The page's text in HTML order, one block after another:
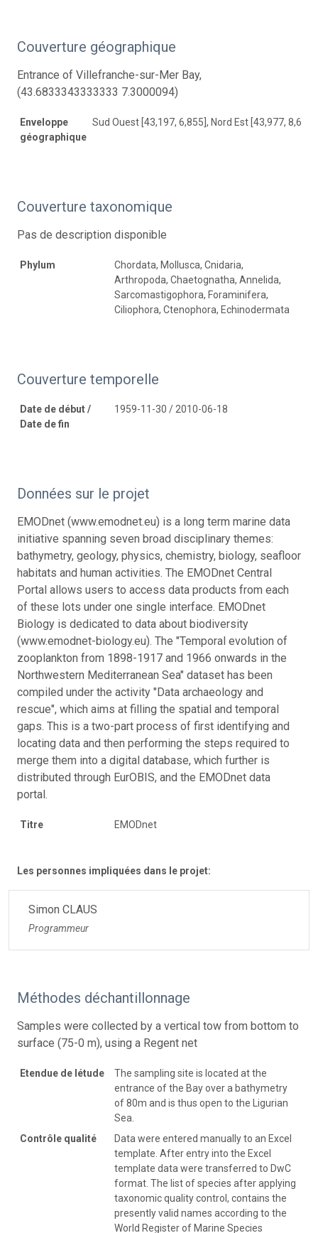
Couverture géographique
Entrance of Villefranche-sur-Mer Bay,
(43.6833343333333 7.3000094)
Enveloppe
géographique
Sud Ouest [43,197, 6,855], Nord Est [43,977, 8,679]
Couverture taxonomique
Pas de description disponible
Phylum
Chordata, Mollusca, Cnidaria,
Arthropoda, Chaetognatha, Annelida,
Sarcomastigophora, Foraminifera,
Ciliophora, Ctenophora, Echinodermata
Couverture temporelle
Date de début /
Date de fin
1959-11-30 / 2010-06-18
Données sur le projet
EMODnet (www.emodnet.eu) is a long term marine data
initiative spanning seven broad disciplinary themes:
bathymetry, geology, physics, chemistry, biology, seafloor
habitats and human activities. The EMODnet Central
Portal allows users to access data products from each
of these lots under one single interface. EMODnet
Biology is dedicated to data about biodiversity
(www.emodnet-biology.eu). The "Temporal evolution of
zooplankton from 1898-1917 and 1966 onwards in the
Northwestern Mediterranean Sea" dataset has been
compiled under the activity "Data archaeology and
rescue", which aims at filling the spatial and temporal
gaps. This is a two-part process of first identifying and
locating data and then performing the steps required to
merge them into a digital database, which further is
distributed through EurOBIS, and the EMODnet data
portal.
Titre EMODnet
Les personnes impliquées dans le projet:
Simon CLAUS
Programmeur
Méthodes déchantillonnage
Samples were collected by a vertical tow from bottom to
surface (75-0 m), using a Regent net
Etendue de létude
The sampling site is located at the
entrance of the Bay over a bathymetry
of 80m and is thus open to the Ligurian
Sea.
Contrôle qualité
Data were entered manually to an Excel
template. After entry into the Excel
template data were transferred to DwC
format. The list of species after applying
taxonomic quality control, contains the
presently valid names according to the
World Register of Marine Species